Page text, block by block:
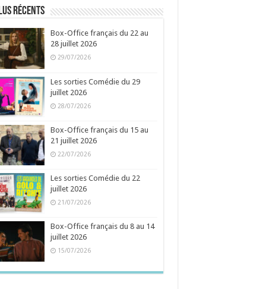
récents
Box-Office français du 22 au
28 juillet 2026
29/07/2026
Les sorties Comédie du 29
juillet 2026
28/07/2026
Box-Office français du 15 au
21 juillet 2026
22/07/2026
Les sorties Comédie du 22
juillet 2026
21/07/2026
Box-Office français du 8 au 14
juillet 2026
15/07/2026